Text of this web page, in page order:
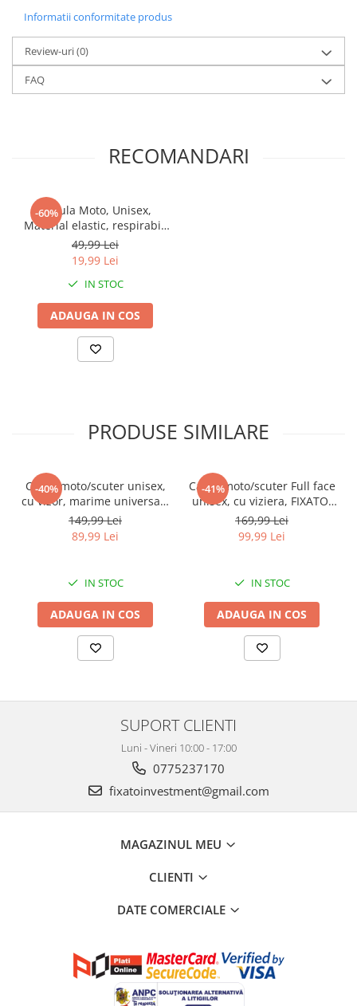
Informatii conformitate produs
Review-uri(0)
FAQ
RECOMANDARI
-60%
Cagula Moto, Unisex,
Material elastic, respirabil,
Marime universala
49,99 Lei
19,99 Lei
IN STOC
ADAUGA IN COS
PRODUSE SIMILARE
-40%
Casca moto/scuter unisex,
cu vizor, marime universala
55-60cm, FIXATO, neagra
149,99 Lei
89,99 Lei
IN STOC
ADAUGA IN COS
-41%
Casca moto/scuter Full face
unisex, cu viziera, FIXATO,
marime universala 59-
62cm, neagra
169,99 Lei
99,99 Lei
IN STOC
ADAUGA IN COS
SUPORT CLIENTI
Luni - Vineri 10:00 - 17:00
0775237170
fixatoinvestment@gmail.com
MAGAZINUL MEU
CLIENTI
DATE COMERCIALE